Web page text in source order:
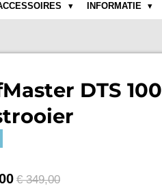
INFORMATIE
DTS 100
€ 349,00